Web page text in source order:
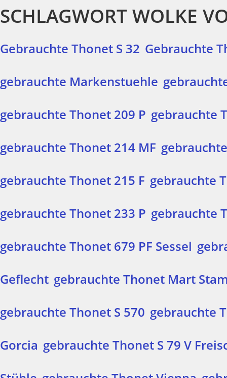
SCHLAGWORT WOLKE
Gebrauchte Thonet S 32 Gebrauchte
gebrauchte Markenstuehle
gebrauchte Thonet 209 P gebrauchte
gebrauchte Thonet 214 MF
gebrauchte Thonet 215 F gebrauchte
gebrauchte Thonet 233 P gebrauchte
gebrauchte Thonet 679 PF Sessel
Geflecht gebrauchte Thonet Mart
gebrauchte Thonet S 570 gebrauchte
Gorcia gebrauchte Thonet S 79 V